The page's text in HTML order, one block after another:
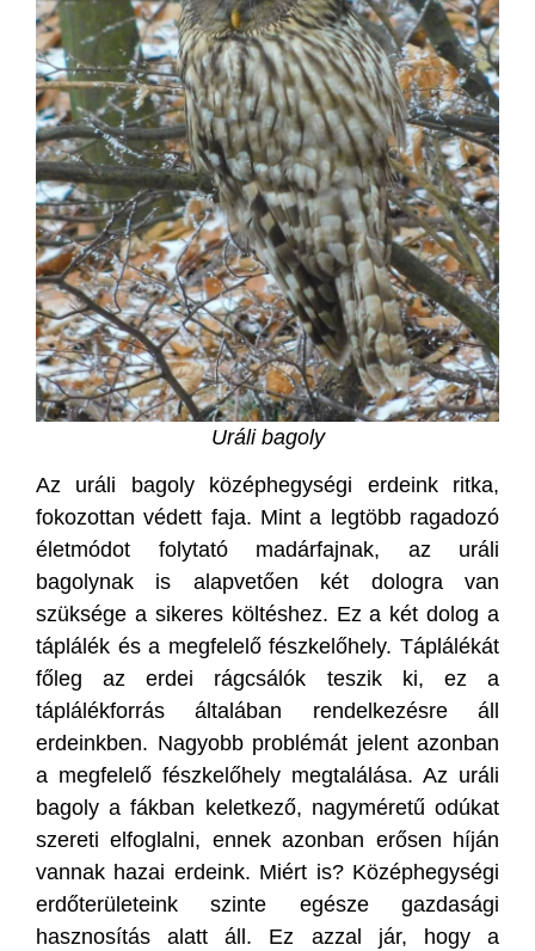
Uráli bagoly
Az uráli bagoly középhegységi erdeink ritka,
fokozottan védett faja. Mint a legtöbb ragadozó
életmódot folytató madárfajnak, az uráli
bagolynak is alapvetően két dologra van
szüksége a sikeres költéshez. Ez a két dolog a
táplálék és a megfelelő fészkelőhely. Táplálékát
főleg az erdei rágcsálók teszik ki, ez a
táplálékforrás általában rendelkezésre áll
erdeinkben. Nagyobb problémát jelent azonban
a megfelelő fészkelőhely megtalálása. Az uráli
bagoly a fákban keletkező, nagyméretű odúkat
szereti elfoglalni, ennek azonban erősen híján
vannak hazai erdeink. Miért is? Középhegységi
erdőterületeink szinte egésze gazdasági
hasznosítás alatt áll. Ez azzal jár, hogy a